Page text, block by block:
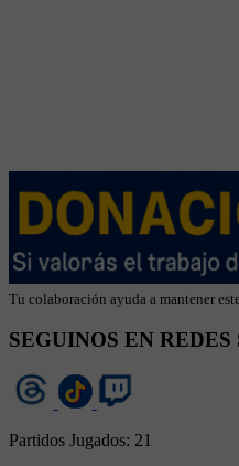
Tu colaboración ayuda a mantener
SEGUINOS EN
Partidos Jugados: 21